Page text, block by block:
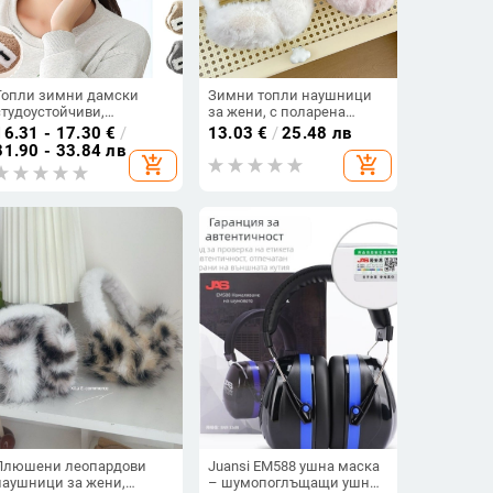
зимни дамски
мъжки
наушници за
на едро
- 17.30 € /
- 33.84 лв
add_shopping_cart
Зимни топли наушници
за жени, с поларена
подплата, ветроустойчиви
и студоустойчиви,
плюшена защита за уши,
13.03 € /25.48 лв
add_shopping_cart
леопардови
за жени,
Juansi EM588 ушна маска
– шумопоглъщащи ушни